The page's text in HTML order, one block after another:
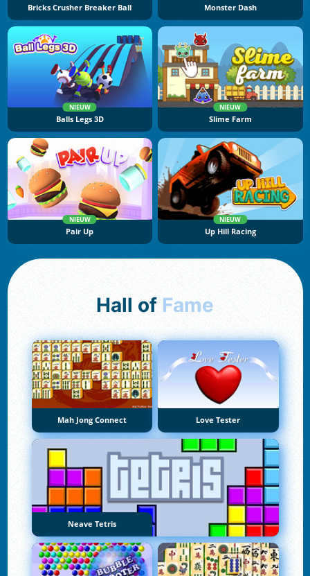
Bricks Crusher Breaker Ball Monster Dash
NIEUW
Balls Legs 3D
NIEUW
Slime Farm
NIEUW
Pair Up
NIEUW
Up Hill Racing
Hall of Fame
Mah Jong Connect Love Tester
Neave Tetris